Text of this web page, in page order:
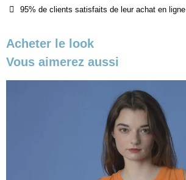
95% de clients satisfaits de leur achat en ligne
Acheter le look
Vous aimerez aussi